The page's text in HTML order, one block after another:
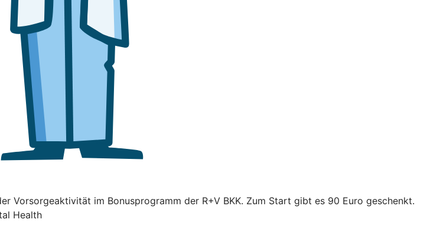
Vorsorgeaktivität im Bonusprogramm der R+V BKK. Zum Start gibt es 90 Euro geschenkt.
Health